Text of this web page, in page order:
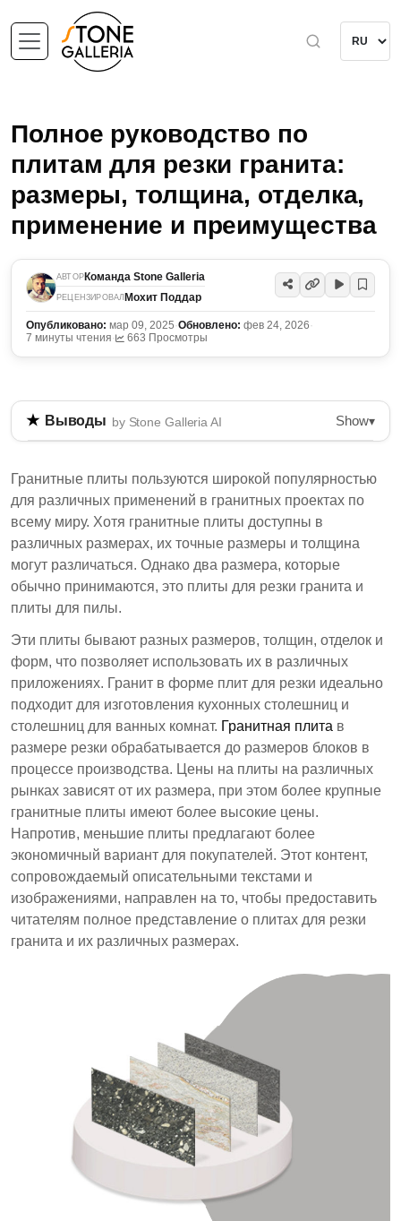
Полное руководство по
плитам для резки гранита:
размеры, толщина, отделка,
применение и преимущества
АВТОР Команда Stone Galleria
РЕЦЕНЗИРОВАЛ Мохит Поддар
Опубликовано: мар 09, 2025·Обновлено: фев 24, 2026·
7 минуты чтения· 663 Просмотры
Выводы by Stone Galleria AI Show▾
размера, популярны для различных применений
благодаря своим управляемым размерам и
доступности. Плиты для резки,
характеризующиеся своей удлиненной формой,
идеально подходят для столешниц, лестниц и
облицовки стен. Они доступны в различных
размерах, толщине и отделке, что делает их
Плиты стандартного размера обычно имеют
ширину до 42 дюймов и длину 142 дюйма.
Они более экономичны, чем большие плиты,
часто на 50%.
Плиты для резки предлагают различные
отделки, включая полированную,
шлифованную и обожженную.
Плиты из гранита стандартного размера
предоставляют практичный и доступный вариант
для различных дизайнерских приложений без
ущерба для качества.
Гранитные плиты пользуются широкой популярностью
для различных применений в гранитных проектах по
всему миру. Хотя гранитные плиты доступны в
различных размерах, их точные размеры и толщина
могут различаться. Однако два размера, которые
обычно принимаются, это плиты для резки гранита и
плиты для пилы.
Эти плиты бывают разных размеров, толщин, отделок и
форм, что позволяет использовать их в различных
приложениях. Гранит в форме плит для резки идеально
подходит для изготовления кухонных столешниц и
столешниц для ванных комнат. Гранитная плита в
размере резки обрабатывается до размеров блоков в
процессе производства. Цены на плиты на различных
рынках зависят от их размера, при этом более крупные
гранитные плиты имеют более высокие цены.
Напротив, меньшие плиты предлагают более
экономичный вариант для покупателей. Этот контент,
сопровождаемый описательными текстами и
изображениями, направлен на то, чтобы предоставить
читателям полное представление о плитах для резки
гранита и их различных размерах.